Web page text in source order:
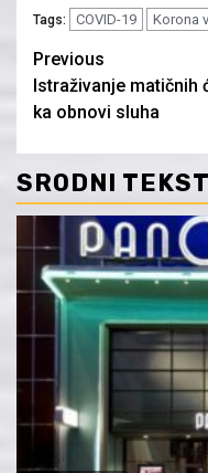
Tags: COVID-19 Korona
Continue
Reading
Previous
Istraživanje matičnih
ka obnovi sluha
SRODNI